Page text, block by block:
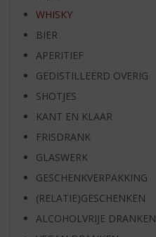
WHISKY
BIER
APERITIEF
GEDISTILLEERD OVERIG
SHOTJES
KANT EN KLAAR
FRISDRANK
GLASWERK
GESCHENKVERPAKKING
(RELATIE)GESCHENKEN
ALCOHOLVRIJE DRANKEN